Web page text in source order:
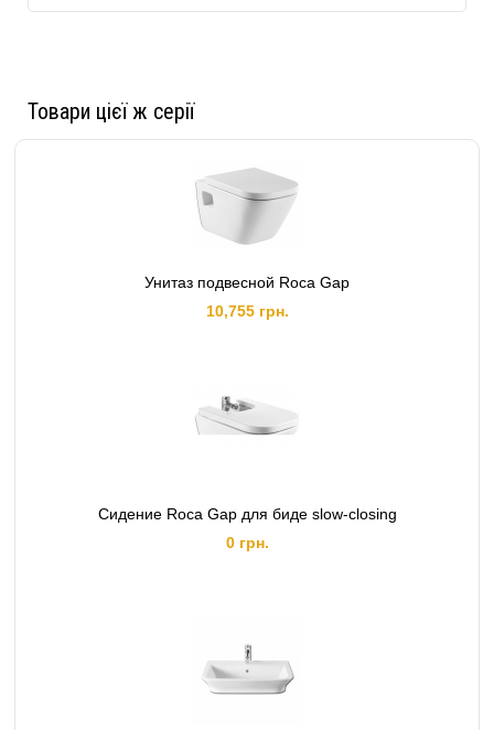
Товари цієї ж серії
Унитаз подвесной Roca Gap
10,755 грн.
Сидение Roca Gap для биде slow-closing
0 грн.